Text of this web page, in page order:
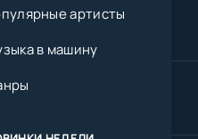
артисты
в машину